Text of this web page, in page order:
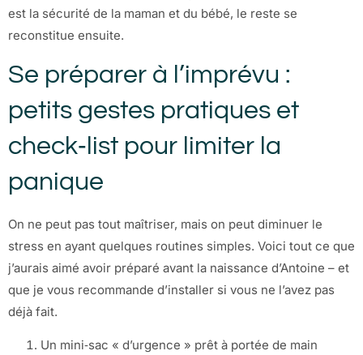
est la sécurité de la maman et du bébé, le reste se
reconstitue ensuite.
Se préparer à l’imprévu :
petits gestes pratiques et
check‑list pour limiter la
panique
On ne peut pas tout maîtriser, mais on peut diminuer le
stress en ayant quelques routines simples. Voici tout ce que
j’aurais aimé avoir préparé avant la naissance d’Antoine – et
que je vous recommande d’installer si vous ne l’avez pas
déjà fait.
Un mini‑sac « d’urgence » prêt à portée de main